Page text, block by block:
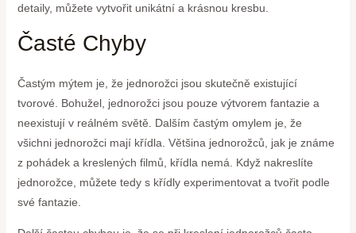
detaily, můžete vytvořit unikátní a krásnou kresbu.
Časté Chyby
Častým mýtem je, že jednorožci jsou skutečně existující
tvorové. Bohužel, jednorožci jsou pouze výtvorem fantazie a
neexistují v reálném světě. Dalším častým omylem je, že
všichni jednorožci mají křídla. Většina jednorožců, jak je známe
z pohádek a kreslených filmů, křídla nemá. Když nakreslíte
jednorožce, můžete tedy s křídly experimentovat a tvořit podle
své fantazie.